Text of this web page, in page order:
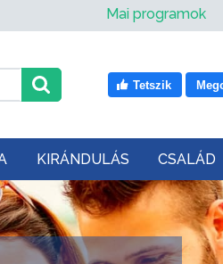
Mai programok
Tetszik
KIRÁNDULÁS CSALÁD